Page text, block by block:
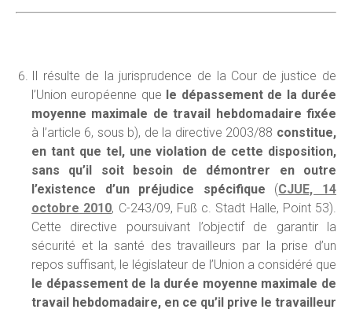
Il résulte de la jurisprudence de la Cour de justice de
l’Union européenne que le dépassement de la durée
moyenne maximale de travail hebdomadaire fixée
à l’article 6, sous b), de la directive 2003/88 constitue,
en tant que tel, une violation de cette disposition,
sans qu’il soit besoin de démontrer en outre
l’existence d’un préjudice spécifique (CJUE, 14
octobre 2010, C-243/09, Fuß c. Stadt Halle, Point 53).
Cette directive poursuivant l’objectif de garantir la
sécurité et la santé des travailleurs par la prise d’un
repos suffisant, le législateur de l’Union a considéré que
le dépassement de la durée moyenne maximale de
travail hebdomadaire, en ce qu’il prive le travailleur